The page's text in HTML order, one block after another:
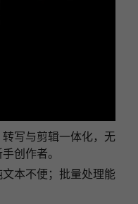
写与剪辑一体化，无
创作者。
本不便；批量处理能